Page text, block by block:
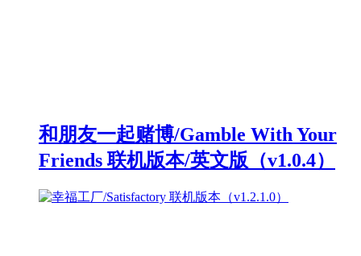
和朋友一起赌博/Gamble With Your
Friends 联机版本/英文版（v1.0.4）